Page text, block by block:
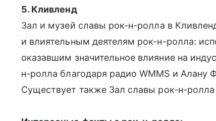
5. Кливленд
Зал и музей славы рок-н-ролла в
и влиятельным деятелям рок-н-ролла:
оказавшим значительное влияние на
н-ролла благодаря радио WMMS и
Существует также Зал славы рок-н-